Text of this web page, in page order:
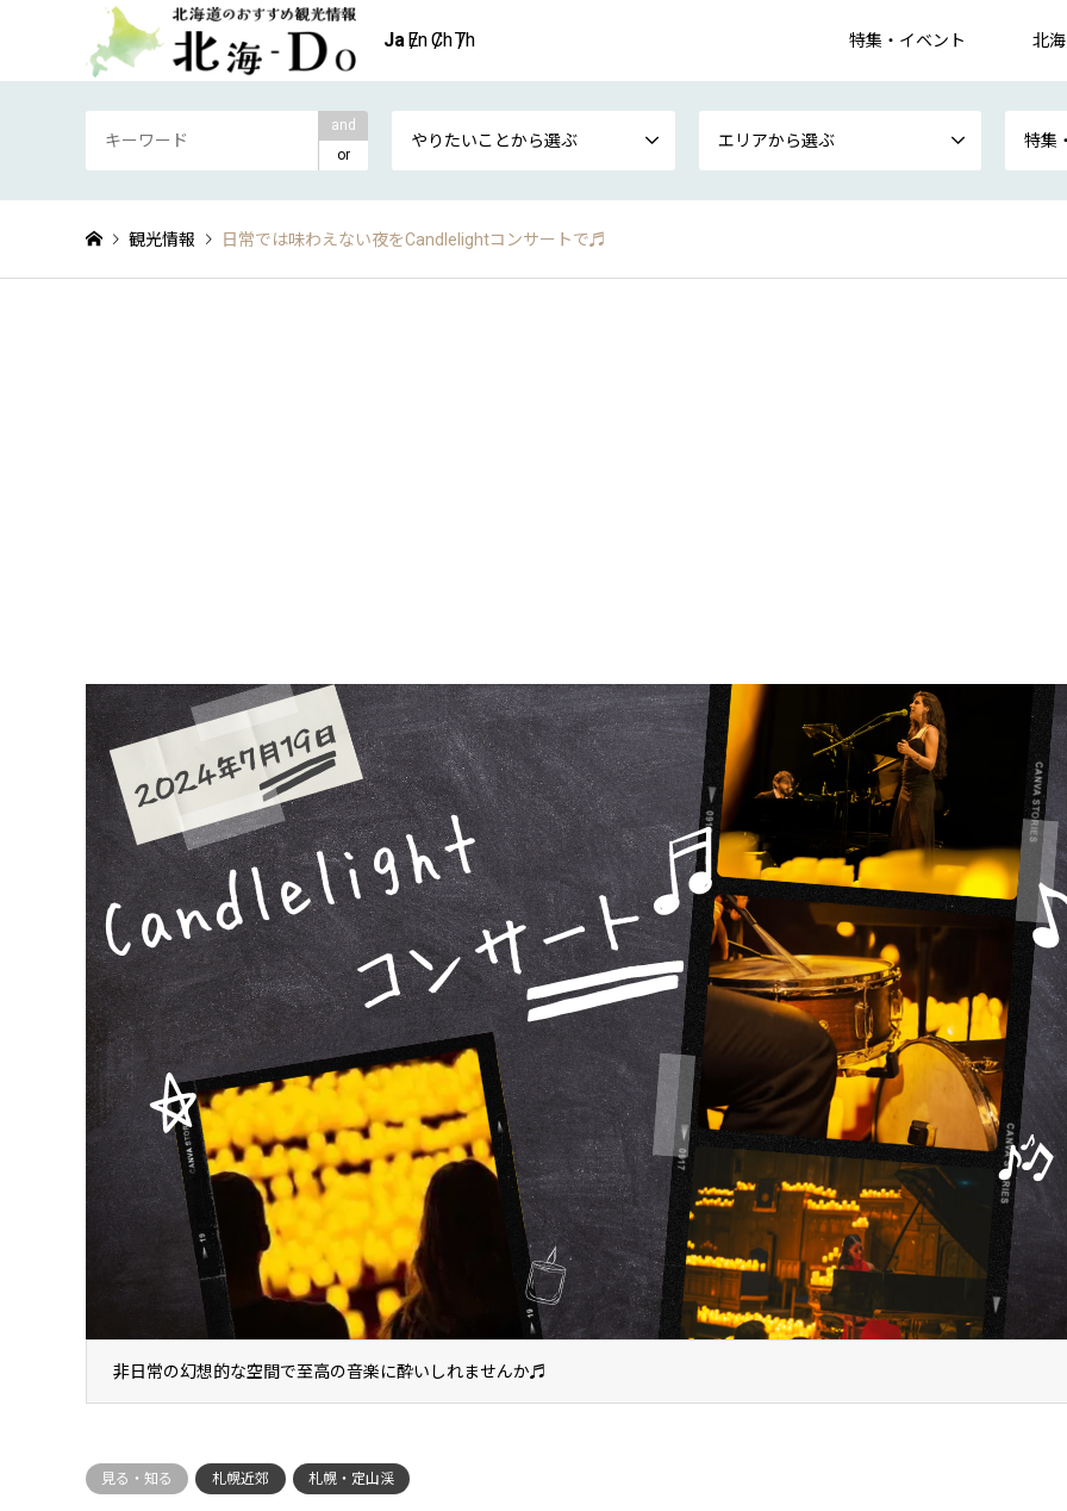
特集・イベント 北
and
or
やりたいことから選ぶ エリアから選ぶ 特集
観光情報 日常では味わえない夜をCandlelightコンサートで♬
非日常の幻想的な空間で至高の音楽に酔いしれませんか♬
見る・知る 札幌近郊 札幌・定山渓